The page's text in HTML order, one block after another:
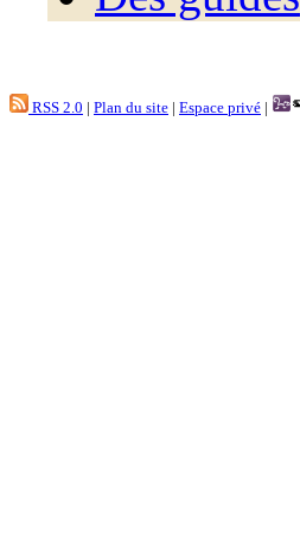
RSS 2.0 | Plan du site | Espace privé |